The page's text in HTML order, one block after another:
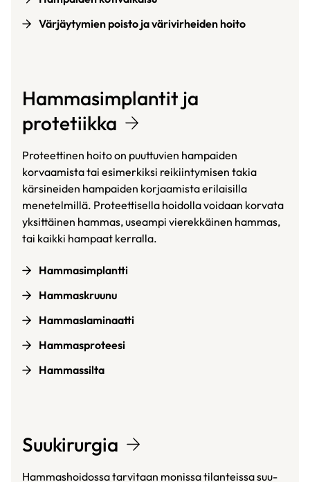
Värjäytymien poisto ja värivirheiden hoito
Hammasimplantit ja
protetiikka
Proteettinen hoito on puuttuvien hampaiden
korvaamista tai esimerkiksi reikiintymisen takia
kärsineiden hampaiden korjaamista erilaisilla
menetelmillä. Proteettisella hoidolla voidaan korvata
yksittäinen hammas, useampi vierekkäinen hammas,
tai kaikki hampaat kerralla.
Hammasimplantti
Hammaskruunu
Hammaslaminaatti
Hammasproteesi
Hammassilta
Suukirurgia
Hammashoidossa tarvitaan monissa tilanteissa suu-